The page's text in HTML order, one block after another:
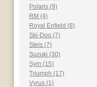
Polaris (9)
RM (4)
Royal Enfield (8)
Ski-Doo (7)
Stels (7)
Suzuki (30)
Sym (15)
Triumph (17)
Vyrus (1)